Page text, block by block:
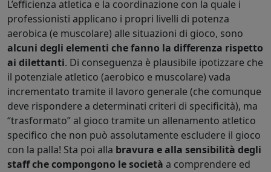
L’efficienza atletica e la coordinazione con la quale i
professionisti applicano i propri livelli di potenza
aerobica (e muscolare) alle situazioni di gioco, sono
alcuni degli elementi che fanno la differenza rispetto
ai dilettanti. Di conseguenza è plausibile ipotizzare che
il potenziale atletico (aerobico e muscolare) vada
incrementato tramite il lavoro generale (che comunque
deve rispondere a determinati criteri di specificità), ma
“trasformato” al gioco tramite un allenamento atletico
specifico che non può assolutamente escludere il gioco
con la palla! Sta poi alla bravura e alla sensibilità degli
staff che compongono le società a comprendere ed